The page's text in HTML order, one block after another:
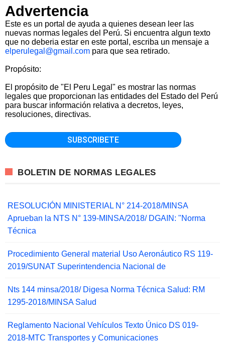
Advertencia
Este es un portal de ayuda a quienes desean leer las
nuevas normas legales del Perú. Si encuentra algun texto
que no deberia estar en este portal, escriba un mensaje a
elperulegal@gmail.com para que sea retirado.
Propósito:
El propósito de "El Peru Legal" es mostrar las normas
legales que proporcionan las entidades del Estado del Perú
para buscar información relativa a decretos, leyes,
resoluciones, directivas.
BOLETIN DE NORMAS LEGALES
RESOLUCIÓN MINISTERIAL N° 214-2018/MINSA
Aprueban la NTS N° 139-MINSA/2018/ DGAIN: "Norma
Técnica
Procedimiento General material Uso Aeronáutico RS 119-
2019/SUNAT Superintendencia Nacional de
Nts 144 minsa/2018/ Digesa Norma Técnica Salud: RM
1295-2018/MINSA Salud
Reglamento Nacional Vehículos Texto Único DS 019-
2018-MTC Transportes y Comunicaciones